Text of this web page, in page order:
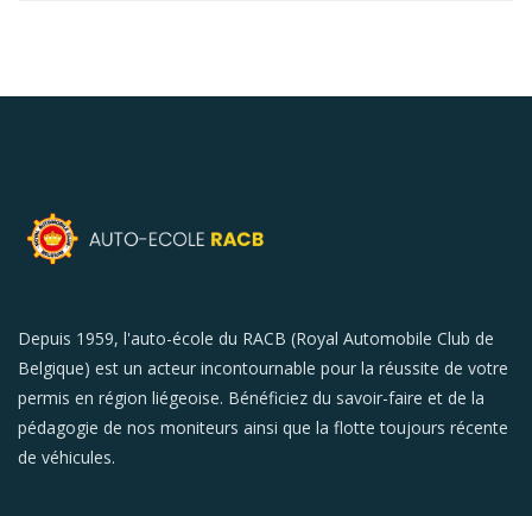
Depuis 1959, l'auto-école du RACB (Royal Automobile Club de
Belgique) est un acteur incontournable pour la réussite de votre
permis en région liégeoise. Bénéficiez du savoir-faire et de la
pédagogie de nos moniteurs ainsi que la flotte toujours récente
de véhicules.